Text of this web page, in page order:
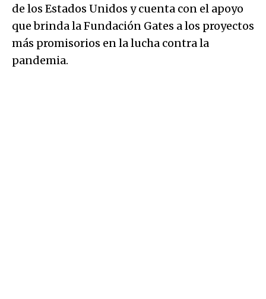
de los Estados Unidos y cuenta con el apoyo
que brinda la Fundación Gates a los proyectos
más promisorios en la lucha contra la
pandemia.